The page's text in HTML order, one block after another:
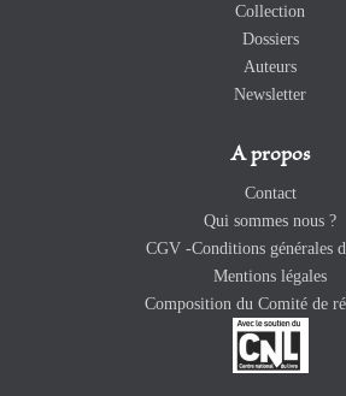
Collection
Dossiers
Auteurs
Newsletter
A propos
Contact
Qui sommes nous ?
CGV -Conditions générales
Mentions légales
Composition du Comité de